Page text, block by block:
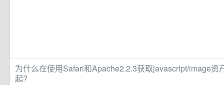
为什么在使用Safari和Apache2.2.3获取javascript/image资
起?